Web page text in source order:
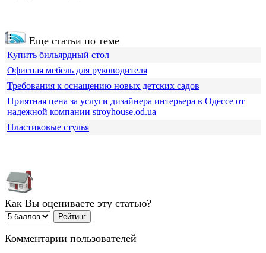
Еще статьи по теме
Купить бильярдный стол
Офисная мебель для руководителя
Требования к оснащению новых детских садов
Приятная цена за услуги дизайнера интерьера в Одессе от
надежной компании stroyhouse.od.ua
Пластиковые стулья
Как Вы оцениваете эту статью?
Комментарии пользователей